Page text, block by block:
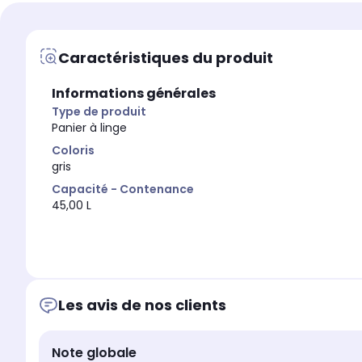
Caractéristiques du produit
Informations générales
Type de produit
Panier à linge
Coloris
gris
Capacité - Contenance
45,00 L
Les avis de nos clients
Note globale